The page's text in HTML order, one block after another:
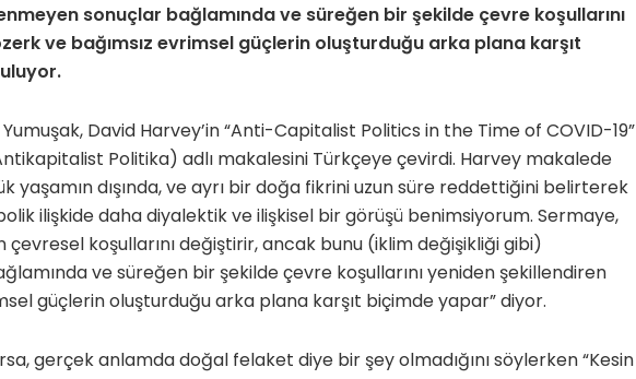
sonuçlar bağlamında ve süreğen bir şekilde çevre koşullarını
ve bağımsız evrimsel güçlerin oluşturduğu arka plana karşıt
Yumuşak, David Harvey’in “Anti-Capitalist Politics in the Time of COVID-19”
Politika) adlı makalesini Türkçeye çevirdi. Harvey makalede
yaşamın dışında, ve ayrı bir doğa fikrini uzun süre reddettiğini belirterek
ilişkide daha diyalektik ve ilişkisel bir görüşü benimsiyorum. Sermaye,
koşullarını değiştirir, ancak bunu (iklim değişikliği gibi)
ve süreğen bir şekilde çevre koşullarını yeniden şekillendiren
güçlerin oluşturduğu arka plana karşıt biçimde yapar” diyor.
gerçek anlamda doğal felaket diye bir şey olmadığını söylerken “Kesin